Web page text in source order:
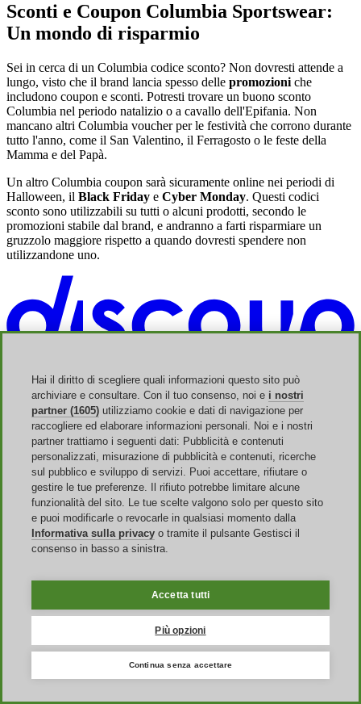
Sconti e Coupon Columbia Sportswear:
Un mondo di risparmio
Sei in cerca di un Columbia codice sconto? Non dovresti attende a
lungo, visto che il brand lancia spesso delle promozioni che
includono coupon e sconti. Potresti trovare un buono sconto
Columbia nel periodo natalizio o a cavallo dell'Epifania. Non
mancano altri Columbia voucher per le festività che corrono durante
tutto l'anno, come il San Valentino, il Ferragosto o le feste della
Mamma e del Papà.
Un altro Columbia coupon sarà sicuramente online nei periodi di
Halloween, il Black Friday e Cyber Monday. Questi codici
sconto sono utilizzabili su tutti o alcuni prodotti, secondo le
promozioni stabile dal brand, e andranno a farti risparmiare un
gruzzolo maggiore rispetto a quando dovresti spendere non
utilizzandone uno.
Italia
United States
United Kingdom
France
España
Deutschland
Brasil
Global
Hai il diritto di scegliere quali informazioni questo sito può
archiviare e consultare. Con il tuo consenso, noi e i nostri
partner (1605) utilizziamo cookie e dati di navigazione per
raccogliere ed elaborare informazioni personali. Noi e i nostri
partner trattiamo i seguenti dati: Pubblicità e contenuti
personalizzati, misurazione di pubblicità e contenuti, ricerche
sul pubblico e sviluppo di servizi. Puoi accettare, rifiutare o
gestire le tue preferenze. Il rifiuto potrebbe limitare alcune
funzionalità del sito. Le tue scelte valgono solo per questo sito
e puoi modificarle o revocarle in qualsiasi momento dalla
Informativa sulla privacy o tramite il pulsante Gestisci il
consenso in basso a sinistra.
Accetta tutti
Più opzioni
Continua senza accettare